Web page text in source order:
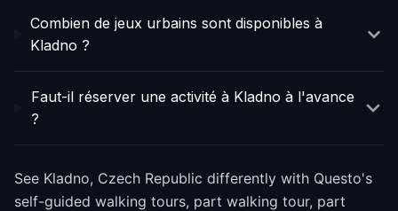
Combien de jeux urbains sont disponibles à
Kladno ?
Faut-il réserver une activité à Kladno à l'avance
?
See Kladno, Czech Republic differently with Questo's
self-guided walking tours, part walking tour, part